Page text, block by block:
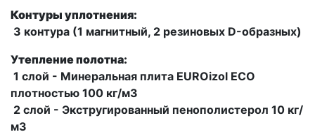
Контуры уплотнения:
3 контура (1 магнитный, 2 резиновых D-образных)
Утепление полотна:
1 слой - Минеральная плита EUROizol ECO
плотностью 100 кг/м3
2 слой - Экстругированный пенополистерол 10 кг/
м3